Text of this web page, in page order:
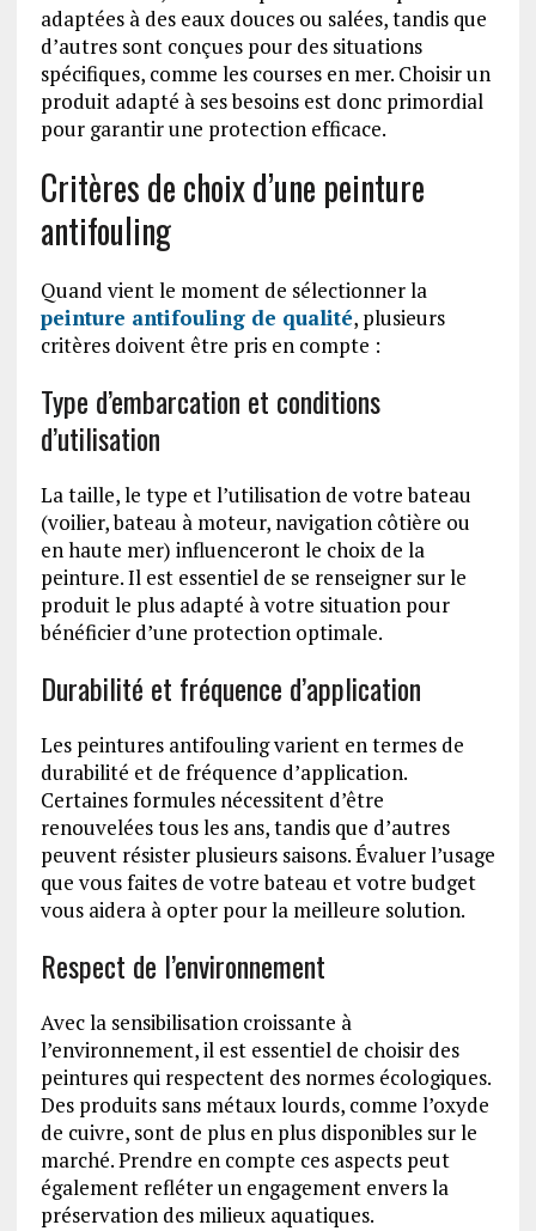
adaptées à des eaux douces ou salées, tandis que
d’autres sont conçues pour des situations
spécifiques, comme les courses en mer. Choisir un
produit adapté à ses besoins est donc primordial
pour garantir une protection efficace.
Critères de choix d’une peinture
antifouling
Quand vient le moment de sélectionner la
peinture antifouling de qualité, plusieurs
critères doivent être pris en compte :
Type d’embarcation et conditions
d’utilisation
La taille, le type et l’utilisation de votre bateau
(voilier, bateau à moteur, navigation côtière ou
en haute mer) influenceront le choix de la
peinture. Il est essentiel de se renseigner sur le
produit le plus adapté à votre situation pour
bénéficier d’une protection optimale.
Durabilité et fréquence d’application
Les peintures antifouling varient en termes de
durabilité et de fréquence d’application.
Certaines formules nécessitent d’être
renouvelées tous les ans, tandis que d’autres
peuvent résister plusieurs saisons. Évaluer l’usage
que vous faites de votre bateau et votre budget
vous aidera à opter pour la meilleure solution.
Respect de l’environnement
Avec la sensibilisation croissante à
l’environnement, il est essentiel de choisir des
peintures qui respectent des normes écologiques.
Des produits sans métaux lourds, comme l’oxyde
de cuivre, sont de plus en plus disponibles sur le
marché. Prendre en compte ces aspects peut
également refléter un engagement envers la
préservation des milieux aquatiques.